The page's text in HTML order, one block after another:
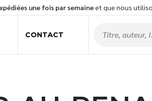
une fois par semaineet que nous
CONTACT